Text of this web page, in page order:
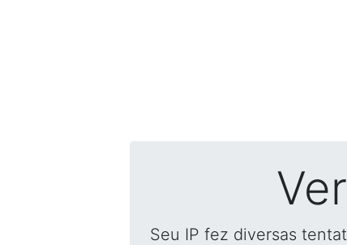
Seu IP fez diversas